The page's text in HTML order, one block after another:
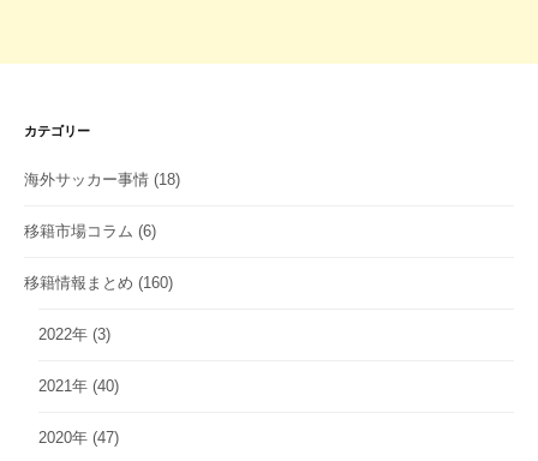
カテゴリー
海外サッカー事情 (18)
移籍市場コラム (6)
移籍情報まとめ (160)
2022年 (3)
2021年 (40)
2020年 (47)